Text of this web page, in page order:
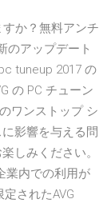
か？無料アンチ
のアップデート
tuneup 2017 の
の PC チューン
ワンストップ シ
影響を与える問
しみください。
業内での利用が
されたAVG